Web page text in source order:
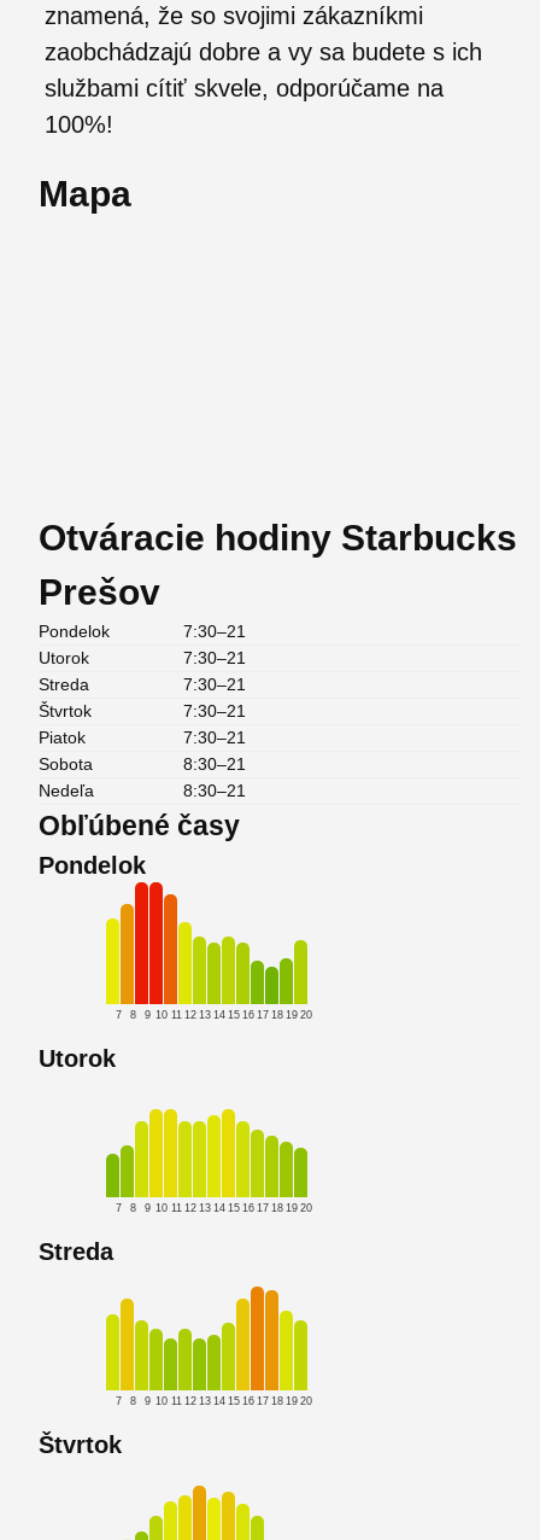
znamená, že so svojimi zákazníkmi
zaobchádzajú dobre a vy sa budete s ich
službami cítiť skvele, odporúčame na
100%!
Mapa
Otváracie hodiny Starbucks
Prešov
Pondelok
7:30–21
Utorok
7:30–21
Streda
7:30–21
Štvrtok
7:30–21
Piatok
7:30–21
Sobota
8:30–21
Nedeľa
8:30–21
Obľúbené časy
Pondelok
7 8 9 10 11 12 13 14 15 16 17 18 19 20
Utorok
7 8 9 10 11 12 13 14 15 16 17 18 19 20
Streda
7 8 9 10 11 12 13 14 15 16 17 18 19 20
Štvrtok